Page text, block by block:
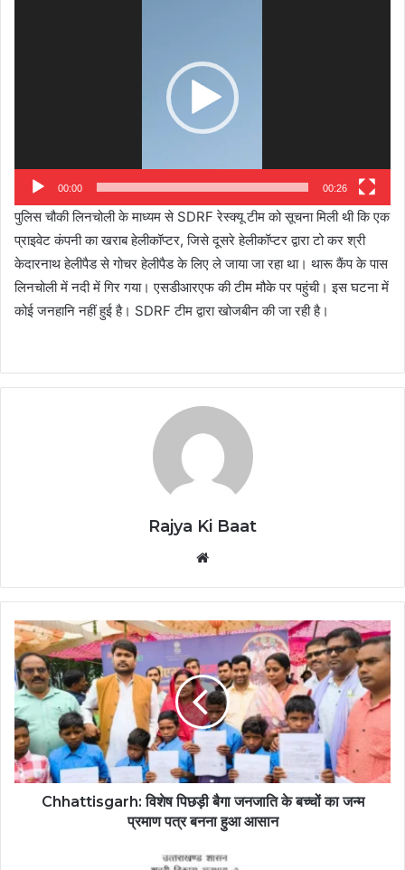
00:00 00:26
पुलिस चौकी लिनचोली के माध्यम से SDRF रेस्क्यू टीम को सूचना मिली थी कि एक
प्राइवेट कंपनी का खराब हेलीकॉप्टर, जिसे दूसरे हेलीकॉप्टर द्वारा टो कर श्री
केदारनाथ हेलीपैड से गोचर हेलीपैड के लिए ले जाया जा रहा था। थारू कैंप के पास
लिनचोली में नदी में गिर गया। एसडीआरएफ की टीम मौके पर पहुंची। इस घटना में
कोई जनहानि नहीं हुई है। SDRF टीम द्वारा खोजबीन की जा रही है।
Rajya Ki Baat
Chhattisgarh: विशेष पिछड़ी बैगा जनजाति के बच्चों का जन्म
प्रमाण पत्र बनना हुआ आसान